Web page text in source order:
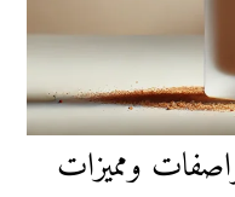
ومميزات